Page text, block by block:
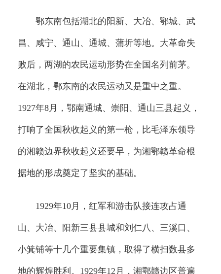
鄂东南包括湖北的阳新、大冶、鄂城、武
昌、咸宁、通山、通城、蒲圻等地。大革命失
败后，两湖的农民运动形势在全国名列前茅。
在湖北，鄂东南的农民运动又是重中之重。
1927年8月，鄂南通城、崇阳、通山三县起义，
打响了全国秋收起义的第一枪，比毛泽东领导
的湘赣边界秋收起义还要早，为湘鄂赣革命根
据地的形成奠定了坚实的基础。
1929年10月，红军和游击队接连攻占通
山、大冶、阳新三县县城和刘仁八、三溪口、
小箕铺等十几个重要集镇，取得了横扫数县多
地的辉煌胜利。1929年12月，湘鄂赣边区普遍